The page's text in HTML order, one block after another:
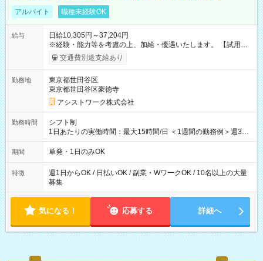
アルバイト 職種未経験OK
給与
日給10,305円～37,204円
※経験・能力等を考慮の上、加給・優遇いたします。 【試用期
間】試用期間なし
交通費別途支給あり
勤務地
東京都世田谷区
東京都世田谷区豪徳寺
アシストワーク株式会社
勤務時間
シフト制
1日あたりの実働時間：最大15時間/日 ＜1週間の勤務例＞週3回
勤務 勤務：月・水・金 休み：火・木・土・日 好きな時にお仕事
可能です！ ※1日あたりの最大実働時間は日勤、夜勤共に勤務し
期間 単発・1日のみOK
特徴
週1日からOK / 日払いOK / 副業・WワークOK / 10名以上の大量
募集
気になる！ 応募する 詳細へ